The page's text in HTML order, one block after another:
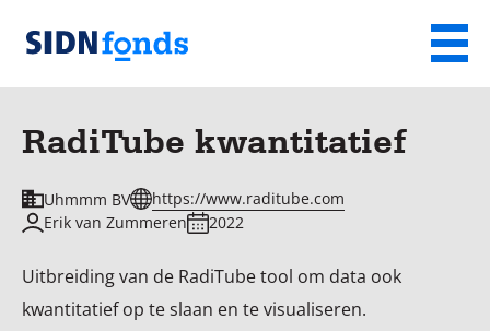
Sla de navigatie over en ga naar de inhoud
SIDN
Menu
RadiTube kwantitatief
Uhmmm BV
https://www.raditube.com
Erik van Zummeren
2022
Uitbreiding van de RadiTube tool om data ook
kwantitatief op te slaan en te visualiseren.